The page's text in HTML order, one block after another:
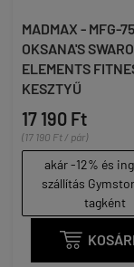
MADMAX - MFG-
OKSANA'S
ELEMENTS
KESZTYŰ
17 190 Ft
(17 190 Ft / pár)
akár -12% és
szállítás
tagként
